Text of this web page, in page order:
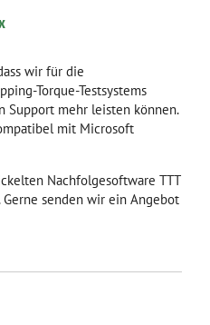
wir für die
Torque-Testsystems
Support mehr leisten können.
mit Microsoft
Nachfolgesoftware TTT
Gerne senden wir ein Angebot